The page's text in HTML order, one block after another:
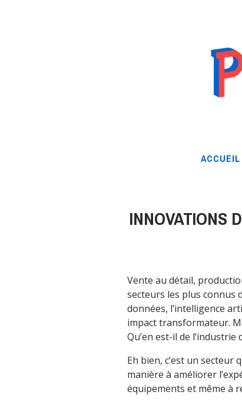
ACCUEIL
INNOVATIONS
Vente au détail,
secteurs les plus connus
données, l’intelligence
impact transformateur.
Qu’en est-il de
Eh bien, c’est un
manière à améliorer
équipements et même à